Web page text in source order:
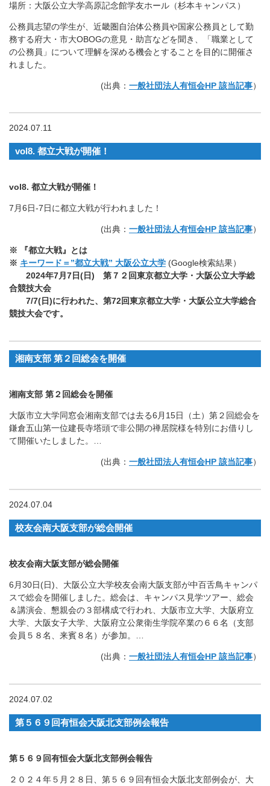
場所：大阪公立大学高原記念館学友ホール（杉本キャンパス）
公務員志望の学生が、近畿圏自治体公務員や国家公務員として勤
務する府大・市大OBOGの意見・助言などを聞き、「職業として
の公務員」について理解を深める機会とすることを目的に開催さ
れました。
(出典： 一般社団法人有恒会HP 該当記事）
2024.07.11
vol8. 都立大戦が開催！
vol8. 都立大戦が開催！
7月6日-7日に都立大戦が行われました！
(出典： 一般社団法人有恒会HP 該当記事）
※
『都立大戦』とは
※ キーワード＝”都立大戦” 大阪公立大学 (Google検索結果）
2024年7月7日(日) 第７２回東京都立大学・大阪公立大学総
合競技大会
7/7(日)に行われた、第72回東京都立大学・大阪公立大学総合
競技大会です。
湘南支部 第２回総会を開催
湘南支部 第２回総会を開催
大阪市立大学同窓会湘南支部では去る6月15日（土）第２回総会を
鎌倉五山第一位建長寺塔頭で非公開の禅居院様を特別にお借りし
て開催いたしました。…
(出典： 一般社団法人有恒会HP 該当記事）
2024.07.04
校友会南大阪支部が総会開催
校友会南大阪支部が総会開催
6月30日(日)、大阪公立大学校友会南大阪支部が中百舌鳥キャンパ
スで総会を開催しました。総会は、キャンパス見学ツアー、総会
＆講演会、懇親会の３部構成で行われ、大阪市立大学、大阪府立
大学、大阪女子大学、大阪府立公衆衛生学院卒業の６６名（支部
会員５８名、来賓８名）が参加。…
(出典： 一般社団法人有恒会HP 該当記事）
2024.07.02
第５６９回有恒会大阪北支部例会報告
第５６９回有恒会大阪北支部例会報告
２０２４年５月２８日、第５６９回有恒会大阪北支部例会が、大